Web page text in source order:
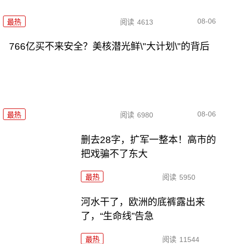
最热 阅读 4613 08-06
766亿买不来安全？美核潜光鲜\"大计划\"的背后
最热 阅读 6980 08-06
删去28字，扩军一整本！高市的
把戏骗不了东大
最热 阅读 5950
河水干了，欧洲的底裤露出来
了，“生命线”告急
最热 阅读 11544